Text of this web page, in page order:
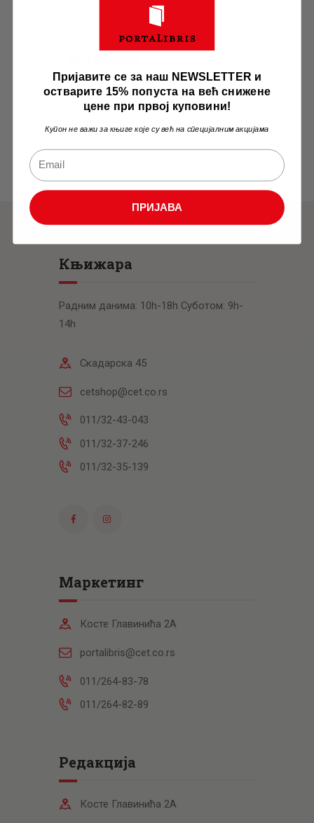
Књижара
Радним данима: 10h-18h Суботом: 9h-
14h
Скадарска 45
cetshop@cet.co.rs
011/32-43-043
011/32-37-246
011/32-35-139
Маркетинг
Косте Главинића 2А
portalibris@cet.co.rs
011/264-83-78
011/264-82-89
Редакција
Косте Главинића 2А
Пријавите се за наш NEWSLETTER и
остварите 15% попуста на већ снижене
цене при првој куповини!
Купон не важи за књиге које су већ на специјалним акцијама
ПРИЈАВА